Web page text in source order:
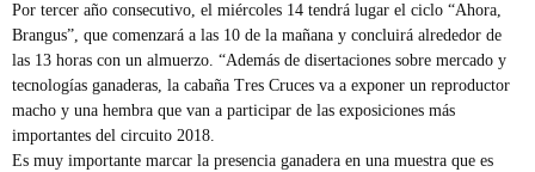
Por tercer año consecutivo, el miércoles 14 tendrá lugar el ciclo “Ahora,
Brangus”, que comenzará a las 10 de la mañana y concluirá alrededor de
las 13 horas con un almuerzo. “Además de disertaciones sobre mercado y
tecnologías ganaderas, la cabaña Tres Cruces va a exponer un reproductor
macho y una hembra que van a participar de las exposiciones más
importantes del circuito 2018.
Es muy importante marcar la presencia ganadera en una muestra que es